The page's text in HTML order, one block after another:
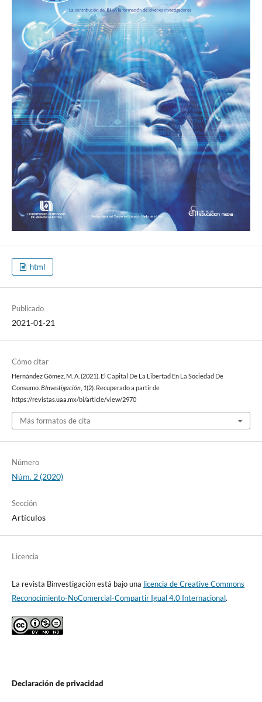
html
Publicado
2021-01-21
Cómo citar
Hernández Gómez, M. A. (2021). El Capital De La Libertad En La Sociedad De
Consumo. BInvestigación, 1(2). Recuperado a partir de
https://revistas.uaa.mx/bi/article/view/2970
Más formatos de cita
Número
Núm. 2 (2020)
Sección
Artículos
Licencia
La revista Binvestigación está bajo una licencia de Creative Commons
Reconocimiento-NoComercial-Compartir Igual 4.0 Internacional.
Declaración de privacidad